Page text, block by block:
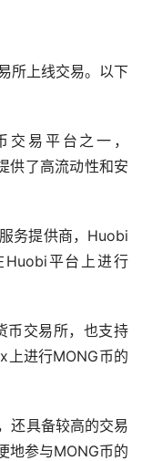
所上线交易。以下
易平台之一，
供了高流动性和安
务提供商，Huobi
Huobi平台上进行
币交易所，也支持
上进行MONG币的
还具备较高的交易
地参与MONG币的